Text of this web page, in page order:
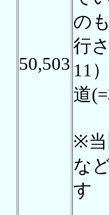
50,503
の
行
11
道
※当
な
す